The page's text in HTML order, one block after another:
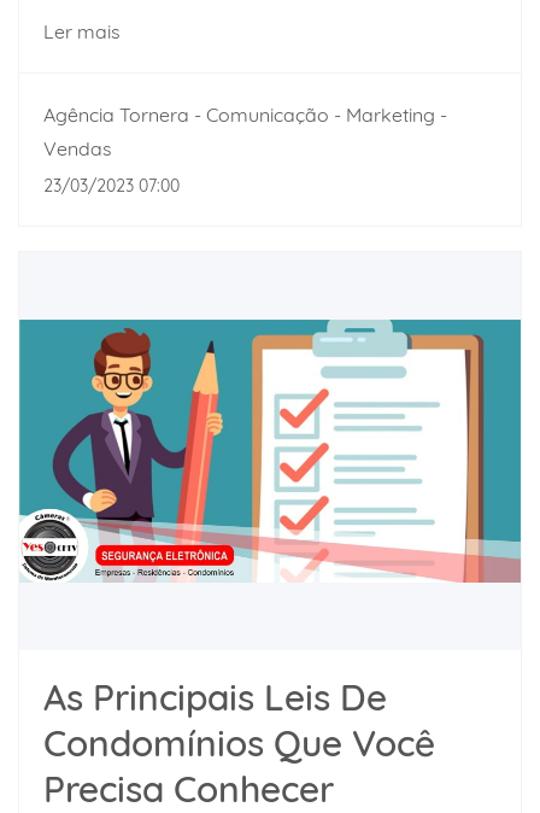
Ler mais
Agência Tornera - Comunicação - Marketing -
Vendas
23/03/2023 07:00
As Principais Leis De
Condomínios Que Você
Precisa Conhecer